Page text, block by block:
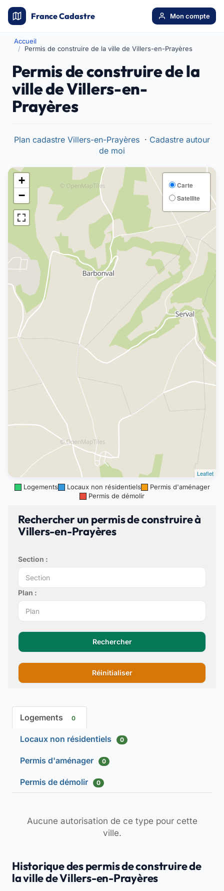
France Cadastre Mon compte
Accueil
Permis de construire de la ville de Villers-en-Prayères
Permis de construire de la
ville de Villers-en-
Prayères
Plan cadastre Villers-en-Prayères · Cadastre autour
de moi
+
−
Carte
Satellite
Leaflet
Logements
Locaux non résidentiels
Permis d'aménager
Permis de démolir
Rechercher un permis de construire à
Villers-en-Prayères
Section :
Plan :
Rechercher
Réinitialiser
Logements 0
Locaux non résidentiels 0
Permis d'aménager 0
Permis de démolir 0
Aucune autorisation de ce type pour cette
ville.
Historique des permis de construire de
la ville de Villers-en-Prayères